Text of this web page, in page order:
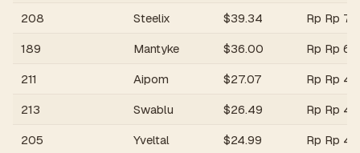
208
Steelix $39.34 Rp Rp
189
Mantyke $36.00 Rp Rp
211
Aipom $27.07 Rp Rp
213
Swablu $26.49 Rp Rp
205
Yveltal $24.99 Rp Rp